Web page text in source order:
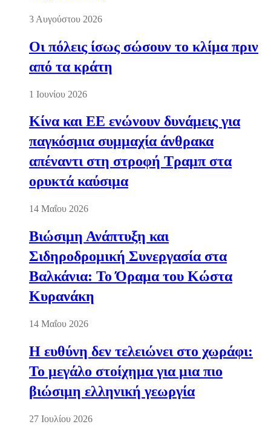
3 Αυγούστου 2026
Οι πόλεις ίσως σώσουν το κλίμα πριν
από τα κράτη
1 Ιουνίου 2026
Κίνα και ΕΕ ενώνουν δυνάμεις για
παγκόσμια συμμαχία άνθρακα
απέναντι στη στροφή Τραμπ στα
ορυκτά καύσιμα
14 Μαΐου 2026
Βιώσιμη Ανάπτυξη και
Σιδηροδρομική Συνεργασία στα
Βαλκάνια: Το Όραμα του Κώστα
Κυρανάκη
14 Μαΐου 2026
Η ευθύνη δεν τελειώνει στο χωράφι:
Το μεγάλο στοίχημα για μια πιο
βιώσιμη ελληνική γεωργία
27 Ιουλίου 2026